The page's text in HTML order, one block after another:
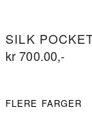
SILK
kr700.00,-
FLERE FARGER